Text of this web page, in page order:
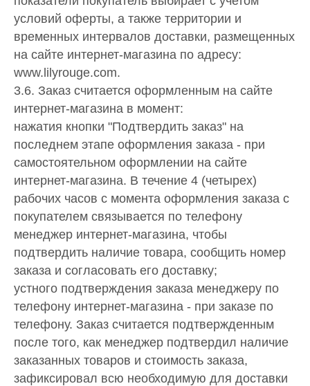
условий оферты, а также территории и
временных интервалов доставки, размещенных
на сайте интернет-магазина по адресу:
www.lilyrouge.com.
3.6. Заказ считается оформленным на сайте
интернет-магазина в момент:
нажатия кнопки "Подтвердить заказ" на
последнем этапе оформления заказа - при
самостоятельном оформлении на сайте
интернет-магазина. В течение 4 (четырех)
рабочих часов с момента оформления заказа с
покупателем связывается по телефону
менеджер интернет-магазина, чтобы
подтвердить наличие товара, сообщить номер
заказа и согласовать его доставку;
устного подтверждения заказа менеджеру по
телефону интернет-магазина - при заказе по
телефону. Заказ считается подтвержденным
после того, как менеджер подтвердил наличие
заказанных товаров и стоимость заказа,
зафиксировал всю необходимую для доставки